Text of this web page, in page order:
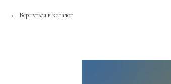
Вернуться в каталог